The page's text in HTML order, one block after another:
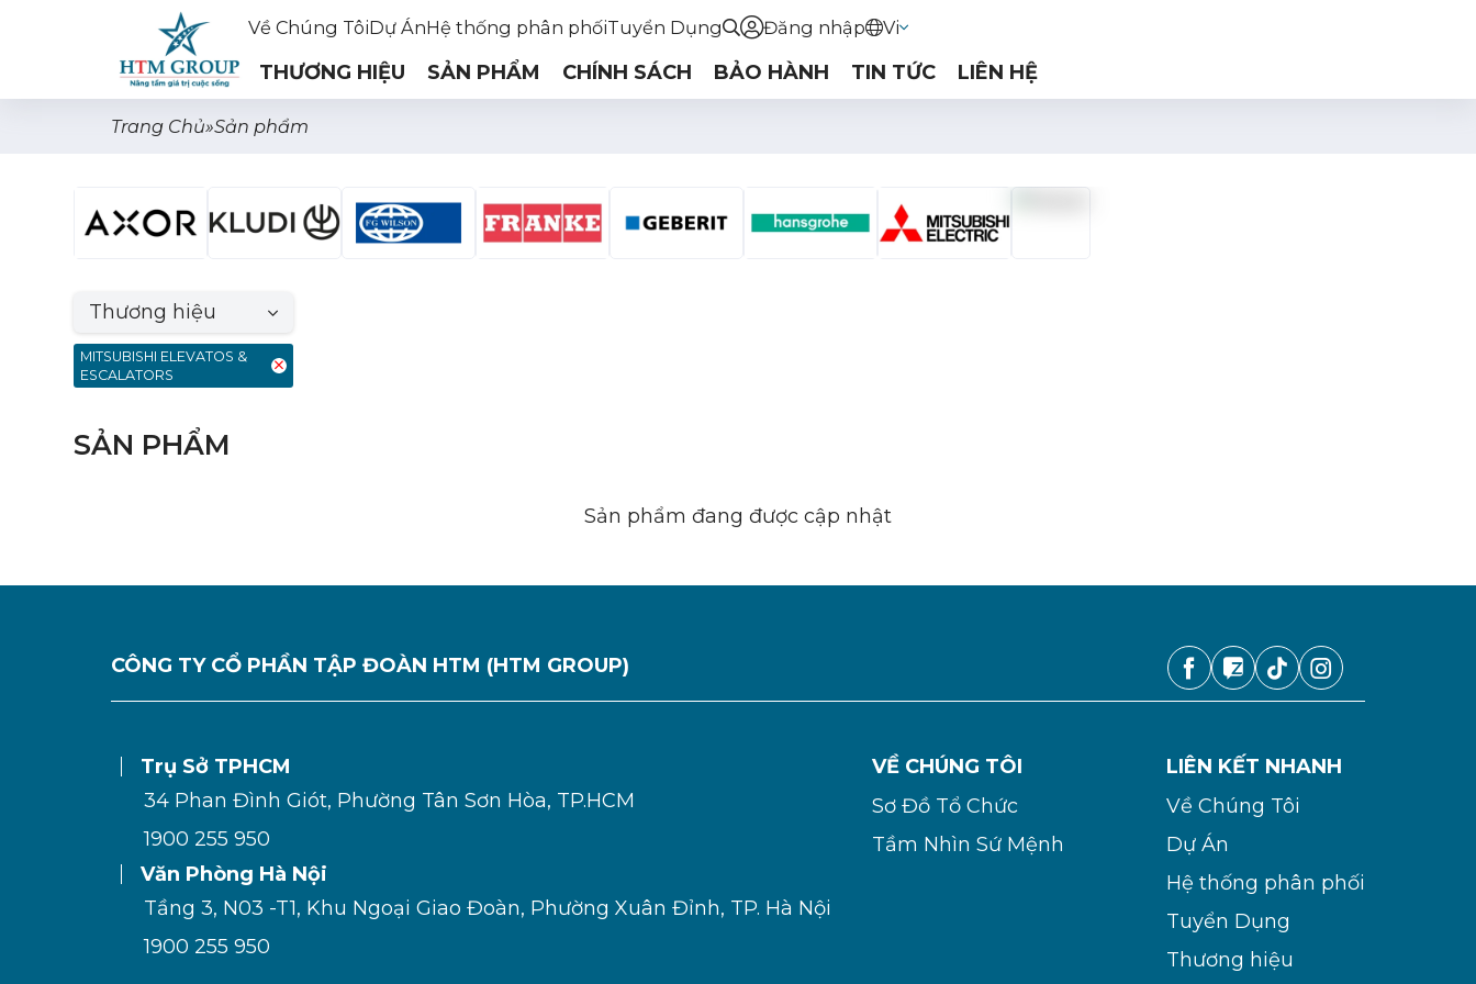
Về Chúng TôiDự ÁnHệ thống phân phốiTuyển Dụng Đăng nhập Vi
THƯƠNG HIỆU SẢN PHẨM CHÍNH SÁCH BẢO HÀNH TIN TỨC LIÊN HỆ
Trang Chủ»Sản phẩm
Thương hiệu
MITSUBISHI ELEVATOS &
ESCALATORS
SẢN PHẨM
Sản phẩm đang được cập nhật
CÔNG TY CỔ PHẦN TẬP ĐOÀN HTM (HTM GROUP)
Trụ Sở TPHCM
34 Phan Đình Giót, Phường Tân Sơn Hòa, TP.HCM
1900 255 950
Văn Phòng Hà Nội
Tầng 3, N03 -T1, Khu Ngoại Giao Đoàn, Phường Xuân Đỉnh, TP. Hà Nội
1900 255 950
VỀ CHÚNG TÔI
Sơ Đồ Tổ Chức
Tầm Nhìn Sứ Mệnh
LIÊN KẾT NHANH
Về Chúng Tôi
Dự Án
Hệ thống phân phối
Tuyển Dụng
Thương hiệu